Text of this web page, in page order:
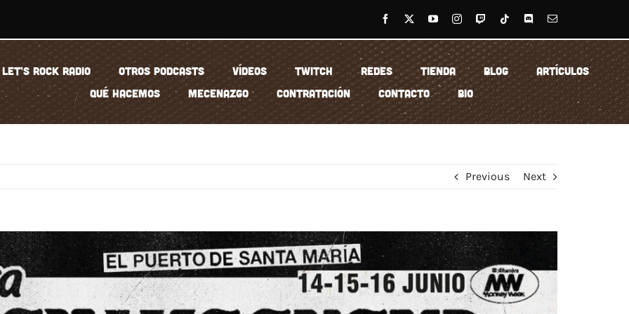
LET’S ROCK RADIO OTROS PODCASTS VÍDEOS TWITCH REDES TIENDA BLOG
ARTÍCULOS
QUÉ HACEMOS
MECENAZGO CONTRATACIÓN CONTACTO BIO
Previous Next